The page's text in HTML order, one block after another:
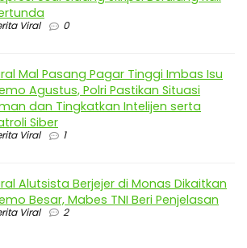
Viral 0
Mal Pasang Pagar Tinggi Imbas Isu
Agustus, Polri Pastikan Situasi
dan Tingkatkan Intelijen serta
Siber
Viral 1
Alutsista Berjejer di Monas Dikaitkan
Besar, Mabes TNI Beri Penjelasan
Viral 2